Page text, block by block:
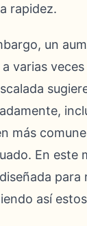
rapidez.
un
a varias
más
En este
así